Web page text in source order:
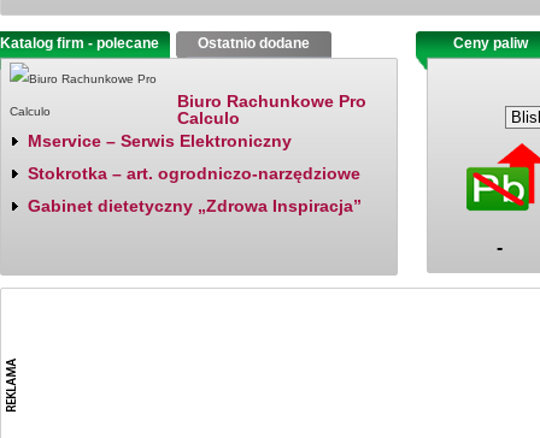
Katalog firm - polecane Ostatnio dodane
Biuro Rachunkowe Pro
Calculo
Mservice – Serwis Elektroniczny
Stokrotka – art. ogrodniczo-narzędziowe
Gabinet dietetyczny „Zdrowa Inspiracja”
Ceny paliw
-